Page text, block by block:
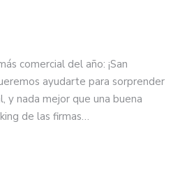
comercial del año: ¡San
ayudarte para sorprender
y nada mejor que una buena
de las firmas…